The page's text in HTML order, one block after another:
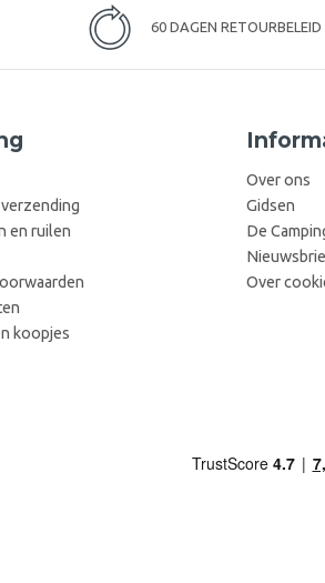
60 DAGEN RETOURBELEID
en ruilen
koopjes
Over ons
Gidsen
De
Over